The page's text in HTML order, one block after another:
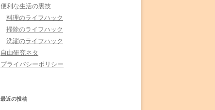
便利な生活の裏技
料理のライフハック
掃除のライフハック
洗濯のライフハック
自由研究ネタ
プライバシーポリシー
最近の投稿